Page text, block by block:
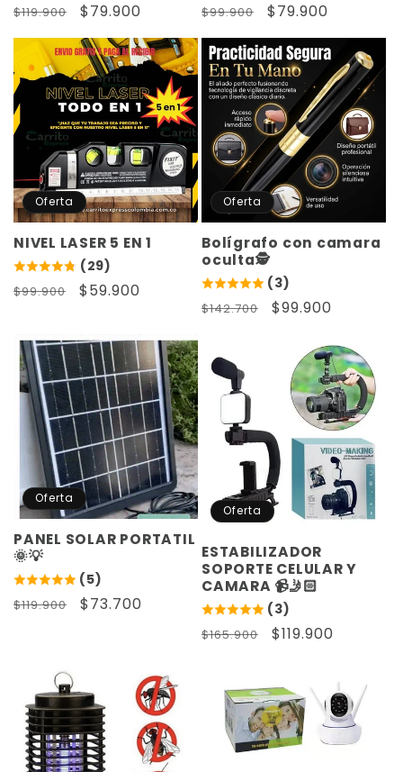
Precio
habitual
$119.900
Precio
de
oferta
$79.900
Precio
habitual
$99.900
Precio
de
oferta
$79.900
Oferta
NIVEL LASER 5 EN 1
(29)
Precio
$99.900
Precio
$59.900
Oferta
Bolígrafo con camara
oculta🕵️
(3)
Precio
$142.700
Precio
oferta
$99.900
Oferta
PANEL SOLAR PORTATIL
🌞💡
(5)
Precio
$119.900
Precio
$73.700
Oferta
ESTABILIZADOR
SOPORTE CELULAR Y
CAMARA 📹🤳🏻
(3)
Precio
$165.900
Precio
$119.900